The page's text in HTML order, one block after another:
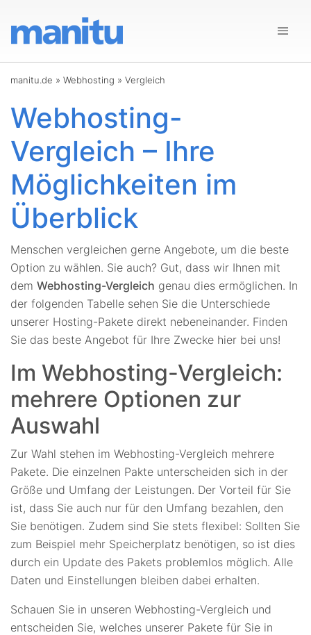
manitu.de » Webhosting » Vergleich
Webhosting-
Vergleich – Ihre
Möglichkeiten im
Überblick
Menschen vergleichen gerne Angebote, um die beste
Option zu wählen. Sie auch? Gut, dass wir Ihnen mit
dem Webhosting-Vergleich genau dies ermöglichen. In
der folgenden Tabelle sehen Sie die Unterschiede
unserer Hosting-Pakete direkt nebeneinander. Finden
Sie das beste Angebot für Ihre Zwecke hier bei uns!
Im Webhosting-Vergleich:
mehrere Optionen zur
Auswahl
Zur Wahl stehen im Webhosting-Vergleich mehrere
Pakete. Die einzelnen Pakte unterscheiden sich in der
Größe und Umfang der Leistungen. Der Vorteil für Sie
ist, dass Sie auch nur für den Umfang bezahlen, den
Sie benötigen. Zudem sind Sie stets flexibel: Sollten Sie
zum Beispiel mehr Speicherplatz benötigen, so ist dies
durch ein Update des Pakets problemlos möglich. Alle
Daten und Einstellungen bleiben dabei erhalten.
Schauen Sie in unseren Webhosting-Vergleich und
entscheiden Sie, welches unserer Pakete für Sie in